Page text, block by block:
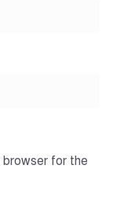
browser for the